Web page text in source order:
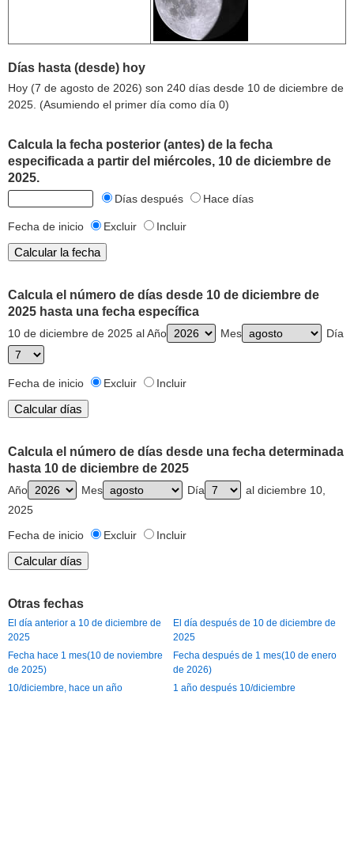
Días hasta (desde) hoy
Hoy (7 de agosto de 2026) son 240 días desde 10 de diciembre de
2025. (Asumiendo el primer día como día 0)
Calcula la fecha posterior (antes) de la fecha
especificada a partir del miércoles, 10 de diciembre de
2025.
Días después Hace días
Fecha de inicio Excluir Incluir
Calcula el número de días desde 10 de diciembre de
2025 hasta una fecha específica
10 de diciembre de 2025 al Año Mes Día
Fecha de inicio Excluir Incluir
Calcula el número de días desde una fecha determinada
hasta 10 de diciembre de 2025
Año Mes Día
al diciembre 10,
2025
Fecha de inicio
Excluir Incluir
Otras fechas
El día anterior a 10 de diciembre de
2025
El día después de 10 de diciembre de
2025
Fecha hace 1 mes(10 de noviembre
de 2025)
Fecha después de 1 mes(10 de enero
de 2026)
10/diciembre, hace un año
1 año después 10/diciembre